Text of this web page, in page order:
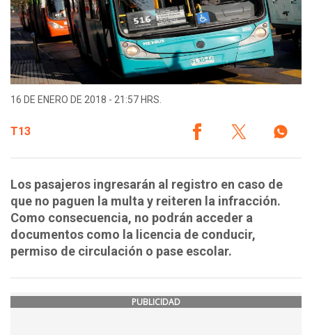
16 DE ENERO DE 2018 - 21:57 HRS.
T13
Los pasajeros ingresarán al registro en caso de
que no paguen la multa y reiteren la infracción.
Como consecuencia, no podrán acceder a
documentos como la licencia de conducir,
permiso de circulación o pase escolar.
PUBLICIDAD